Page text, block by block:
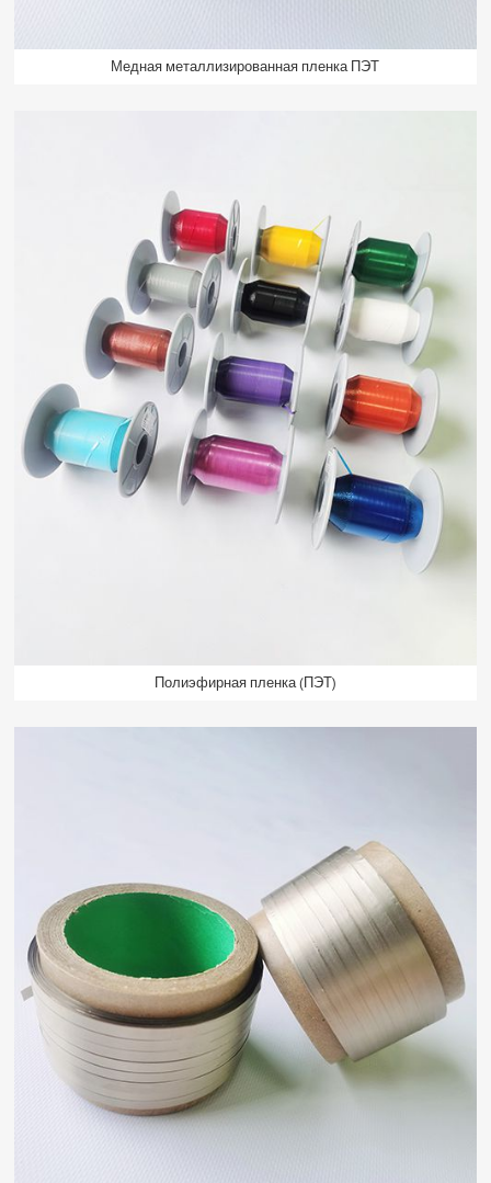
Медная металлизированная пленка ПЭТ
Полиэфирная пленка (ПЭТ)